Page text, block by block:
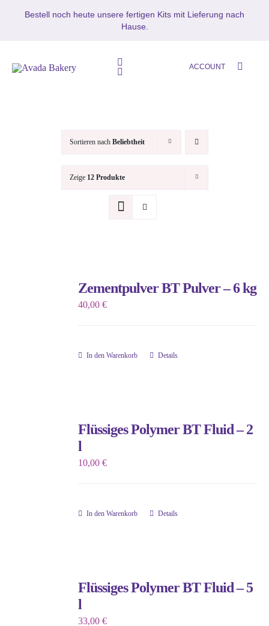
Bestell noch heute unsere fertigen Kits mit Lieferung nach
Hause.
Toggle
Navigation
SHOP
MIKROZEMENT – BETON
BLOG
Toggle
ACCOUNT
Sortieren nach Beliebtheit
Zeige 12 Produkte
Zementpulver BT Pulver – 6 kg
40,00€
In den Warenkorb Details
Flüssiges Polymer BT Fluid – 2
l
10,00€
In den Warenkorb Details
Flüssiges Polymer BT Fluid – 5
l
33,00€